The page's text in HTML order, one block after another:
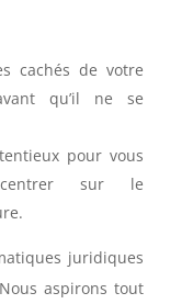
cachés de votre
qu’il ne se
pour vous
sur le
juridiques
aspirons tout